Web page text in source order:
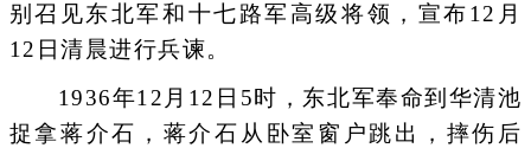
别召见东北军和十七路军高级将领，宣布12月
12日清晨进行兵谏。
1936年12月12日5时，东北军奉命到华清池
捉拿蒋介石，蒋介石从卧室窗户跳出，摔伤后